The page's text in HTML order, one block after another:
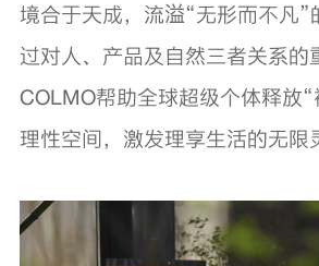
境合于天成，流溢“无形而不凡”
过对人、产品及自然三者关系的
COLMO帮助全球超级个体释放
理性空间，激发理享生活的无限